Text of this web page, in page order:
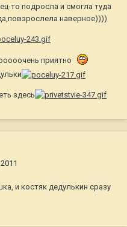
то подросла и смогла туда
наверное))))
приятно
здесь
и костяк дедулькин сразу